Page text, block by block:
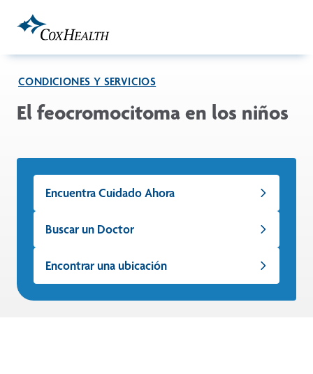
CONDICIONES Y SERVICIOS
El feocromocitoma en los niños
Encuentra Cuidado Ahora
Buscar un Doctor
Encontrar una ubicación